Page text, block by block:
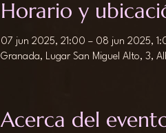
Horario y
07 jun 2025, 21:00 – 08 jun 2025,
Granada, Lugar San Miguel Alto, 3,
Acerca del